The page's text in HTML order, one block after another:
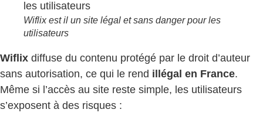
Wiflix est il un site légal et sans danger pour les
utilisateurs
Wiflix diffuse du contenu protégé par le droit d’auteur
sans autorisation, ce qui le rend illégal en France.
Même si l’accès au site reste simple, les utilisateurs
s’exposent à des risques :